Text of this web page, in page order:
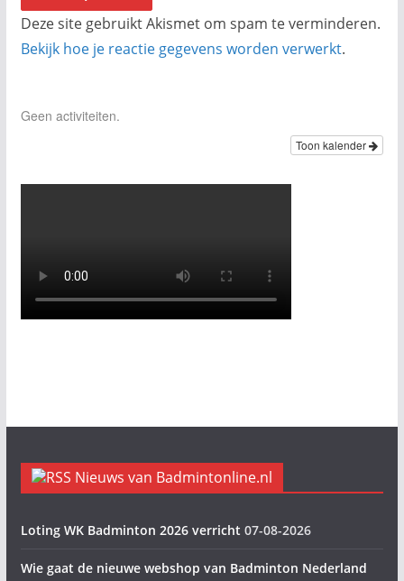
Deze site gebruikt Akismet om spam te verminderen.
Bekijk hoe je reactie gegevens worden verwerkt.
Geen activiteiten.
Toon kalender
Nieuws van Badmintonline.nl
Loting WK Badminton 2026 verricht 07-08-2026
Wie gaat de nieuwe webshop van Badminton Nederland